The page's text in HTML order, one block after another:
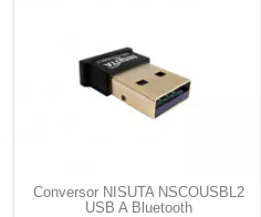
Conversor NISUTA NSCOUSBL2
USB A Bluetooth